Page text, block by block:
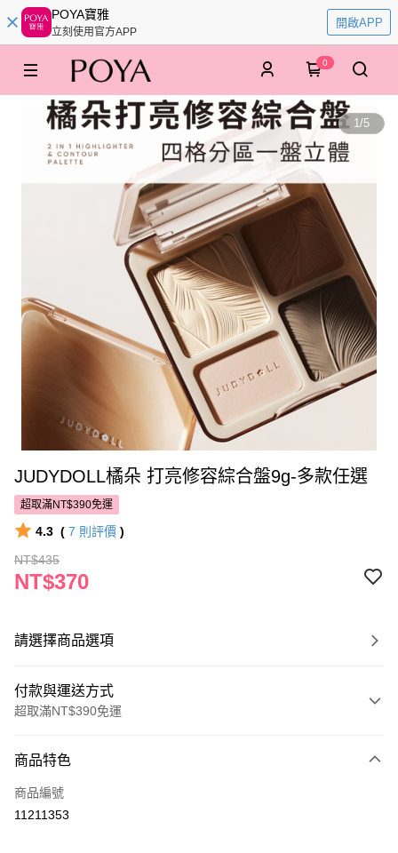
POYA寶雅
立刻使用官方APP
開啟APP
0
1/5
JUDYDOLL橘朵 打亮修容綜合盤9g-多款任選
超取滿NT$390免運
4.3 ( 7 則評價 )
NT$435
NT$370
請選擇商品選項
付款與運送方式
超取滿NT$390免運
POYA支付
信用卡一次付款
商品特色
商品編號
11211353